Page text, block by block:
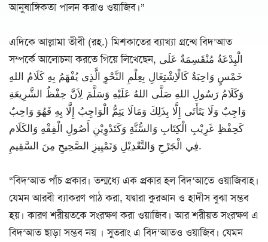
আনুষাঙ্গিকতা পালন করাও ওয়াজিব।”
এদিকে আল্লামা তীবী (রহ.) মিশকাতের ব্যাখ্যা গ্রন্থে বিদ’আত
সম্পর্কে আলোচনা করতে গিয়ে লিখেছেন, الْبِدْعَةُ مُنْقَسِمَةٌ عَلَى
خَمْسٍ وَاحِبَةٌ كَالْاِشْتِغَالِ بِعِلْمِ النَّحْوِ الَّذِى يُفْهَمُ بِهِ كَلَامُ اللهِ
وَكَلَامُ رَسُولِ اللهِ صَلَّى اللهُ عَلَيْهِ وَسَلَّمَ لِاَنَّ حِفْظُ الشَّرِيعَةِ
وَاجِبٌ وَلَا يَتَأَتَى إِلَّا بِذَلِكَ وَمَالَا يَتِمُّ الْوَاجِبُ إِلَّا بِهِ فَهُوَ وَاحِبٌ
كَحِفْظِ غَرِيْبِ الْكِتَابِ وَالسُّنَّةِ وَكَتَدْوِيْنِ أَصُولِ الْفِقْهِ وَالكَلَام
فِي الْجَرْحِ وَالتَّعْدِيْلِ وَتَمْيِيزِ الصَّحِيحِ مِنَ السَّقِيمِ.
“বিদ’আত পাঁচ প্রকার। তন্মধ্যে এক প্রকার হল বিদ’আতে ওয়াজিবাহ।
যেমন আরবী ব্যাকরণ পাঠ করা, যদ্বারা কুরআন ও হাদীস বুঝা সম্ভব
হয়। কারণ শরীয়তকে সংরক্ষণ করা ওয়াজিব। আর শরীয়ত সংরক্ষণ এ
বিদ’আত ছাড়া সম্ভব নয় । সুতরাং এ বিদ’আতও ওয়াজিব। যেমন